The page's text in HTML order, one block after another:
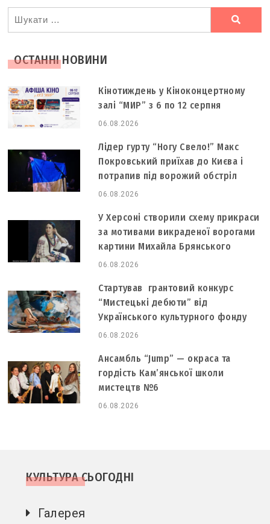
Ви
шукали
ОСТАННІ НОВИНИ
Кінотиждень у Кіноконцертному
залі “МИР” з 6 по 12 серпня
06.08.2026
Лідер гурту “Ногу Свело!” Макс
Покровський приїхав до Києва і
потрапив під ворожий обстріл
06.08.2026
У Херсоні створили схему прикраси
за мотивами викраденої ворогами
картини Михайла Брянського
06.08.2026
Стартував грантовий конкурс
“Мистецькі дебюти” від
Українського культурного фонду
06.08.2026
Ансамбль “Jump” — окраса та
гордість Кам’янської школи
мистецтв №6
06.08.2026
КУЛЬТУРА СЬОГОДНІ
Галерея